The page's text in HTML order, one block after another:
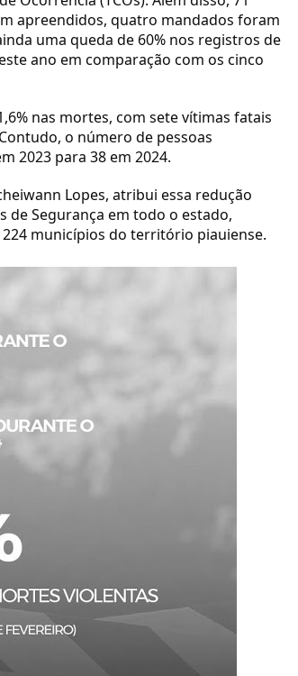
apreendidos, quatro mandados foram
uma queda de 60% nos registros de
ano em comparação com os cinco
nas mortes, com sete vítimas fatais
o número de pessoas
2023 para 38 em 2024.
Lopes, atribui essa redução
de Segurança em todo o estado,
municípios do território piauiense.